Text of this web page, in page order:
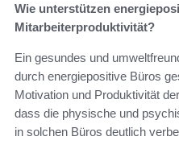
Wie unterstützen
Mitarbeiterproduktivität?
Ein gesundes und
durch energiepositive Büros
Motivation und Produktivität
dass die physische und
in solchen Büros deutlich